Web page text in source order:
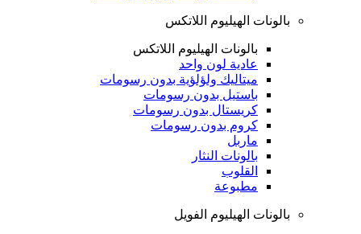
بالونات الهيليوم اللاتكس
بالونات الهيليوم اللاتكس
عادية لون واحد
ميتاليك ولؤلؤية بدون رسومات
باستيل بدون رسومات
كريستال بدون رسومات
كروم بدون رسومات
ماربل
بالونات النثار
القلوب
مطبوعة
بالونات الهيليوم الفويل